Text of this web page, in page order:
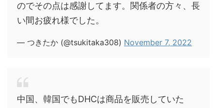
のでその点は感謝してます。関係者の方々、長
い間お疲れ様でした。
— つきたか (@tsukitaka308) November 7, 2022
中国、韓国でもDHCは商品を販売していた